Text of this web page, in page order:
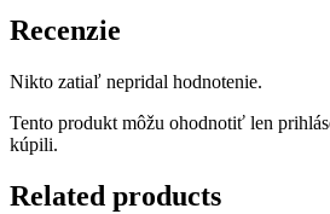
Recenzie
Nikto zatiaľ nepridal hodnotenie.
Tento produkt môžu ohodnotiť len
kúpili.
Related products